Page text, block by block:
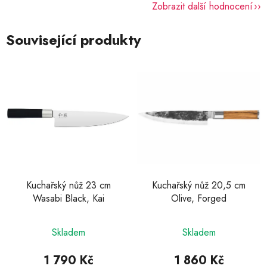
Zobrazit další hodnocení
Související produkty
Kuchařský nůž 23 cm
Wasabi Black, Kai
Skladem
1 790 Kč
Kuchařský nůž 20,5 cm
Olive, Forged
Skladem
1 860 Kč